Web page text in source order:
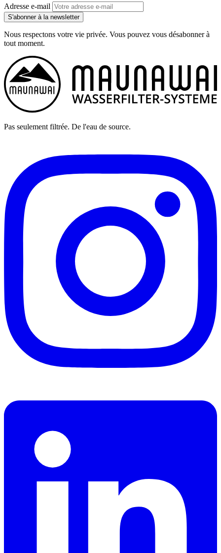
Adresse e-mail
S'abonner à la newsletter
Nous respectons votre vie privée. Vous pouvez vous désabonner à
tout moment.
Pas seulement filtrée. De l'eau de source.